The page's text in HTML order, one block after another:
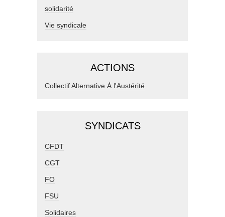
solidarité
Vie syndicale
ACTIONS
Collectif Alternative À l'Austérité
SYNDICATS
CFDT
CGT
FO
FSU
Solidaires